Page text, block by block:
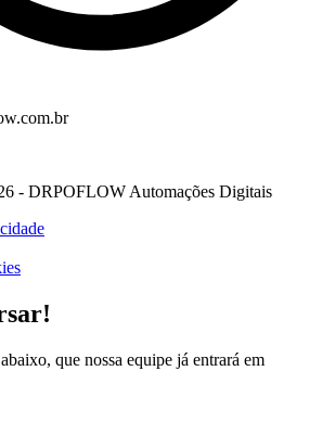
- DRPOFLOW Automações Digitais
que nossa equipe já entrará em